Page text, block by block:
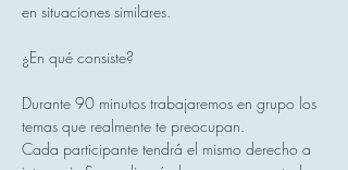
en situaciones similares.
¿En qué consiste?
Durante 90 minutos trabajaremos en grupo los
temas que realmente te preocupan.
Cada participante tendrá el mismo derecho a